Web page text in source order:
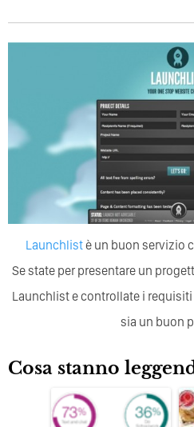
Launchlistè un buon servizio
Se state per presentare un
Launchlist e controllate i
sia un buon
Cosa stanno